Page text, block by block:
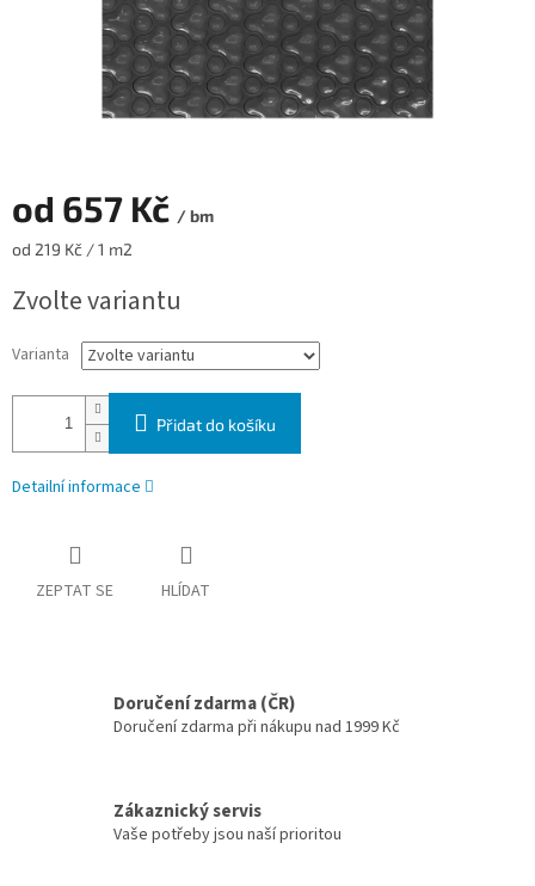
od 657 Kč / bm
Měrná cena:
od 219 Kč / 1 m2
Zvolte variantu
Varianta
Přidat do košíku
Detailní informace
ZEPTAT SE HLÍDAT
Doručení zdarma (ČR)
Doručení zdarma při nákupu nad 1999 Kč
Zákaznický servis
Vaše potřeby jsou naší prioritou